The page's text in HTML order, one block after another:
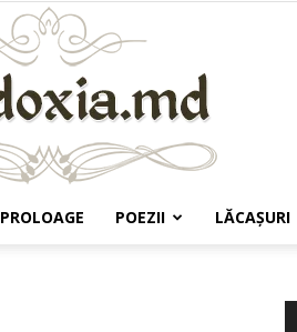
PROLOAGE POEZII LĂCAŞURI